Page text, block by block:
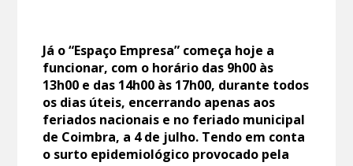
Já o “Espaço Empresa” começa hoje a
funcionar, com o horário das 9h00 às
13h00 e das 14h00 às 17h00, durante todos
os dias úteis, encerrando apenas aos
feriados nacionais e no feriado municipal
de Coimbra, a 4 de julho. Tendo em conta
o surto epidemiológico provocado pela